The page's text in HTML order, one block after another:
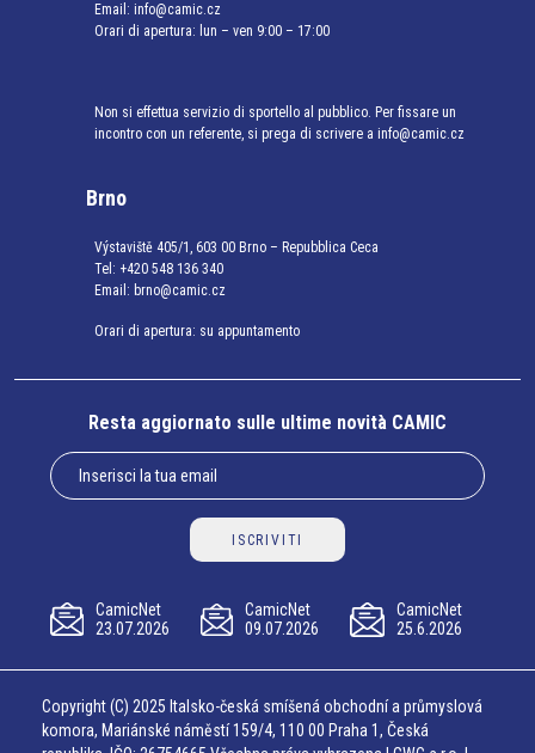
Email: info@camic.cz
Orari di apertura: lun – ven 9:00 – 17:00
Non si effettua servizio di sportello al pubblico. Per fissare un
incontro con un referente, si prega di scrivere a info@camic.cz
Brno
Výstaviště 405/1, 603 00 Brno – Repubblica Ceca
Tel: +420 548 136 340
Email: brno@camic.cz
Orari di apertura: su appuntamento
Resta aggiornato sulle ultime novità CAMIC
ISCRIVITI
CamicNet
23.07.2026
CamicNet
09.07.2026
CamicNet
25.6.2026
Copyright (C) 2025 Italsko-česká smíšená obchodní a průmyslová
komora, Mariánské náměstí 159/4, 110 00 Praha 1, Česká